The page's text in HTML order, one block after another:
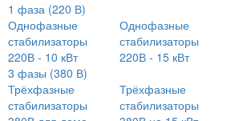
1 фаза (220 В)
Однофазные
стабилизаторы
220В - 10 кВт
Однофазные
стабилизаторы
220В - 15 кВт
3 фазы (380 В)
Трёхфазные
стабилизаторы
Трёхфазные
стабилизаторы